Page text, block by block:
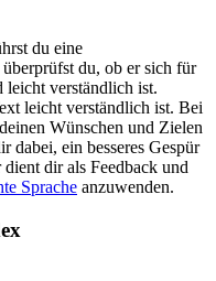
du eine
du, ob er sich für
leicht verständlich ist.
leicht verständlich ist. Bei
Wünschen und Zielen
dabei, ein besseres Gespür
dir als Feedback und
Sprache anzuwenden.